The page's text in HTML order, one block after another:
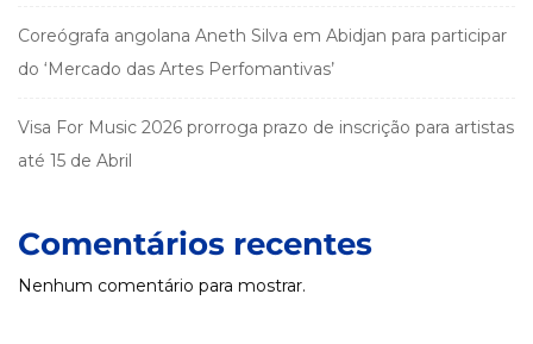
Coreógrafa angolana Aneth Silva em Abidjan para participar
do ‘Mercado das Artes Perfomantivas’
Visa For Music 2026 prorroga prazo de inscrição para artistas
até 15 de Abril
Comentários recentes
Nenhum comentário para mostrar.